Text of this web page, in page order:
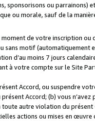
sponsorisons ou parrainons)
ou morale, sauf de la
de votre inscription
sans motif (automatiquement
d’au moins 7 jours
à votre compte sur le Site
Accord, ou suspendre
Accord; (b) vous
toute autre violation du
actions ou mises en